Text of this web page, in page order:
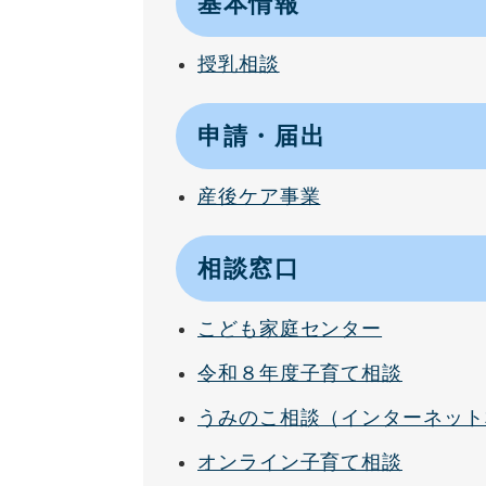
授乳相談
申請・届出
産後ケア事業
相談窓口
こども家庭センター
令和８年度子育て相談
うみのこ相談（インターネッ
オンライン子育て相談